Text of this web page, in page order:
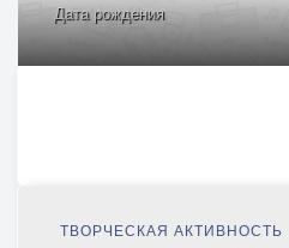
Дата рождения
ТВОРЧЕСКАЯ АКТИВНОСТЬ